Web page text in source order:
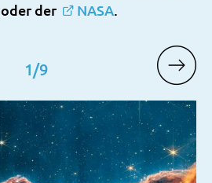
oder der NASA.
1/9